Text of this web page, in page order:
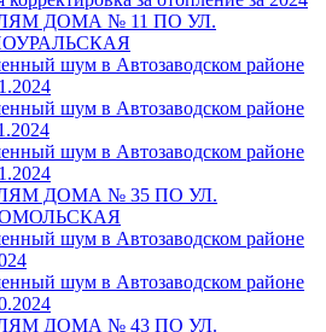
ДОМА № 11 ПО УЛ.
шум в Автозаводском районе
шум в Автозаводском районе
шум в Автозаводском районе
ДОМА № 35 ПО УЛ.
шум в Автозаводском районе
шум в Автозаводском районе
ДОМА № 43 ПО УЛ.